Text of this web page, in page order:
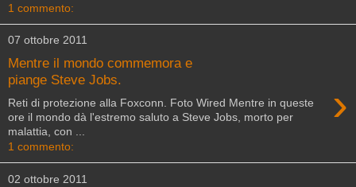
1 commento:
07 ottobre 2011
Mentre il mondo commemora e
piange Steve Jobs.
›
Reti di protezione alla Foxconn. Foto Wired Mentre in queste
ore il mondo dà l'estremo saluto a Steve Jobs, morto per
malattia, con ...
1 commento:
02 ottobre 2011